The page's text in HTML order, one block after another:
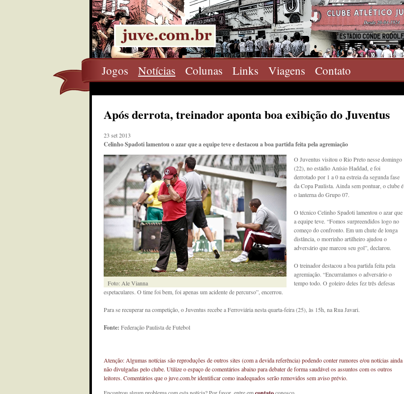
Jogos Notícias Colunas Links Viagens Contato
Após derrota, treinador aponta boa exibição do Juventus
23 set 2013
Celinho Spadoti lamentou o azar que a equipe teve e destacou a boa partida feita pela agremiação
Foto: Ale Vianna
O Juventus visitou o Rio Preto nesse domingo
(22), no estádio Anísio Haddad, e foi
derrotado por 1 a 0 na estreia da segunda fase
da Copa Paulista. Ainda sem pontuar, o clube é
o lanterna do Grupo 07.
O técnico Celinho Spadoti lamentou o azar que
a equipe teve. “Fomos surpreendidos logo no
começo do confronto. Em um chute de longa
distância, o morrinho artilheiro ajudou o
adversário que marcou seu gol”, declarou.
O treinador destacou a boa partida feita pela
agremiação. “Encurralamos o adversário o
tempo todo. O goleiro deles fez três defesas
espetaculares. O time foi bem, foi apenas um acidente de percurso”, encerrou.
Para se recuperar na competição, o Juventus recebe a Ferroviária nesta quarta-feira (25), às 15h, na Rua Javari.
Fonte: Federação Paulista de Futebol
Atenção: Algumas notícias são reproduções de outros sites (com a devida referência) podendo conter rumores e/ou notícias ainda
não divulgadas pelo clube. Utilize o espaço de comentários abaixo para debater de forma saudável os assuntos com os outros
leitores. Comentários que o juve.com.br identificar como inadequados serão removidos sem aviso prévio.